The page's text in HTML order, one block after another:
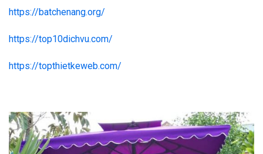
https://batchenang.org/
https://top10dichvu.com/
https://topthietkeweb.com/